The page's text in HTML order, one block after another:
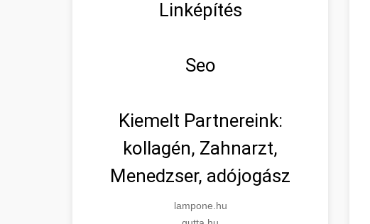
Linképítés
Seo
Kiemelt Partnereink:
kollagén, Zahnarzt,
Menedzser, adójogász
lampone.hu